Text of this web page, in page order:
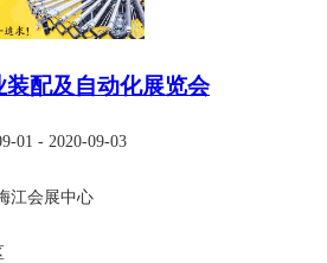
装配及自动化展览会
01 - 2020-09-03
江会展中心